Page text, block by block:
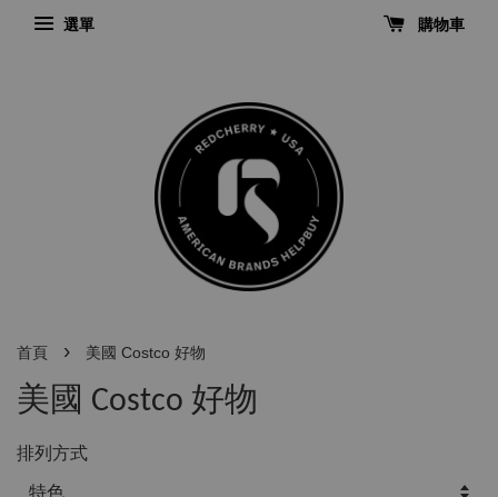
選單 購物車
首頁 › 美國 Costco 好物
美國 Costco 好物
排列方式